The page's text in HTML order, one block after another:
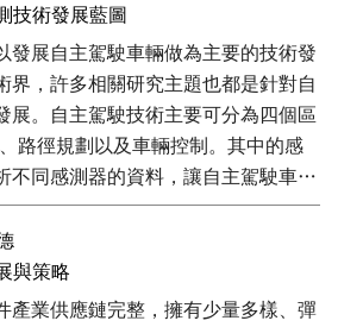
駕物流也成為新創企業、科技公司與
利基領域，有望為整體價值鏈帶來商
技術發展藍圖
發展自主駕駛車輛做為主要的技術發
界，許多相關研究主題也都是針對自
展。自主駕駛技術主要可分為四個區
路徑規劃以及車輛控制。其中的感
不同感測器的資料，讓自主駕駛車輛
環境概況，以進行後續的定位導航與
目前感測技術在自主駕駛車輛上的
離感測以及感測融合的應用進行探
與策略
產業供應鏈完整，擁有少量多樣、彈